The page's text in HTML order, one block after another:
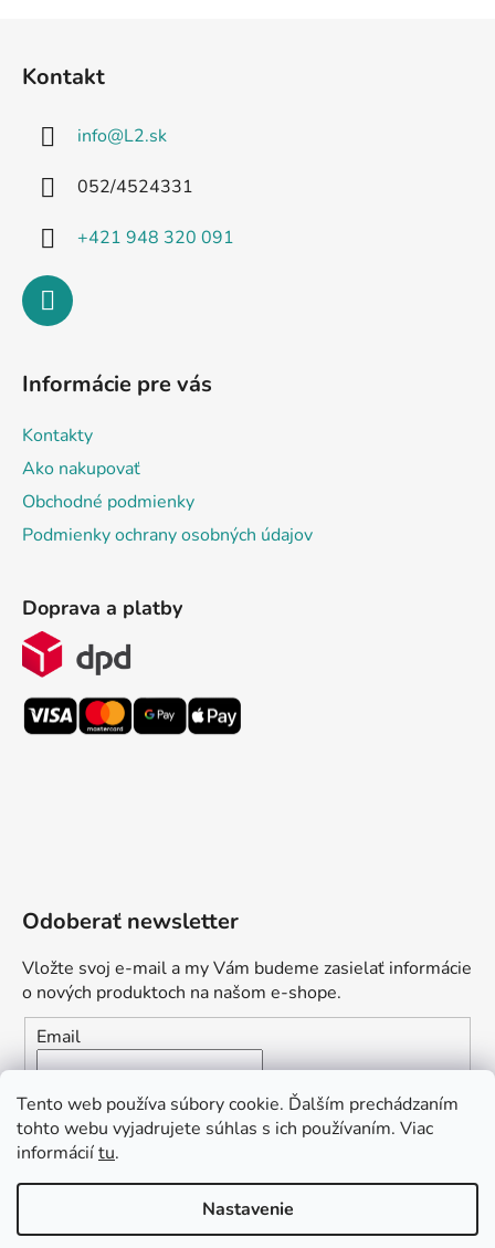
Tento web používa súbory cookie. Ďalším prechádzaním
tohto webu vyjadrujete súhlas s ich používaním. Viac
informáciítu.
Nastavenie
Kontakt
info@L2.sk
052/4524331
+421 948 320 091
Informácie pre vás
Kontakty
Ako nakupovať
Obchodné podmienky
Podmienky ochrany osobných údajov
Doprava a platby
Odoberať newsletter
Vložte svoj e-mail a my Vám budeme zasielať informácie
o nových produktoch na našom e-shope.
Email
Vložením e-mailu súhlasíte s
podmienkami ochrany
osobných údajov
môžem pomôcť?“